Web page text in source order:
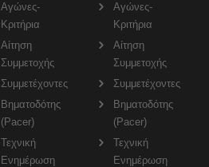
Αγώνες-
Κριτήρια
Αίτηση
Συμμετοχής
Συμμετέχοντες
Βηματοδότης
(Pacer)
Τεχνική
Ενημέρωση
Αγώνες-
Κριτήρια
Αίτηση
Συμμετοχής
Συμμετέχοντες
Βηματοδότης
(Pacer)
Τεχνική
Ενημέρωση